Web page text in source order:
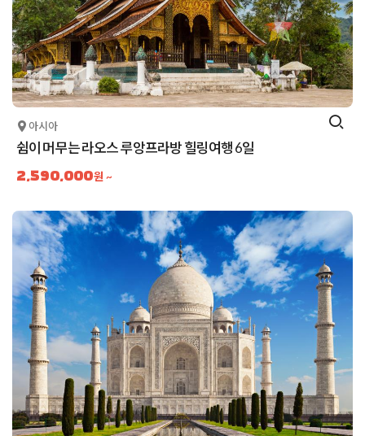
아시아
쉼이 머무는 라오스 루앙프라방 힐링여행 6일
2,590,000원 ~